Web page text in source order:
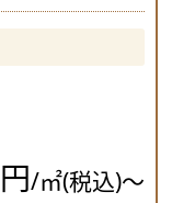
円/㎡(税込)～